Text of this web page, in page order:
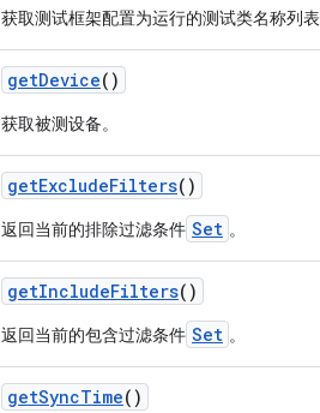
获取测试框架配置为运行的测试类名称列表
getDevice()
获取被测设备。
getExcludeFilters()
返回当前的排除过滤条件 Set 。
getIncludeFilters()
返回当前的包含过滤条件 Set 。
getSyncTime()